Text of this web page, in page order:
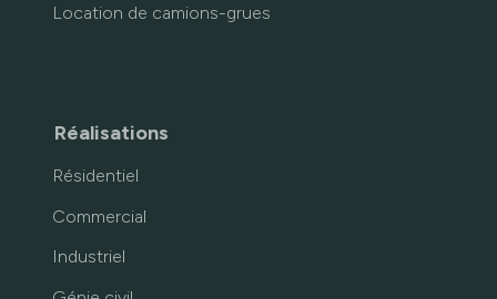
Location de camions-grues
Réalisations
Résidentiel
Commercial
Industriel